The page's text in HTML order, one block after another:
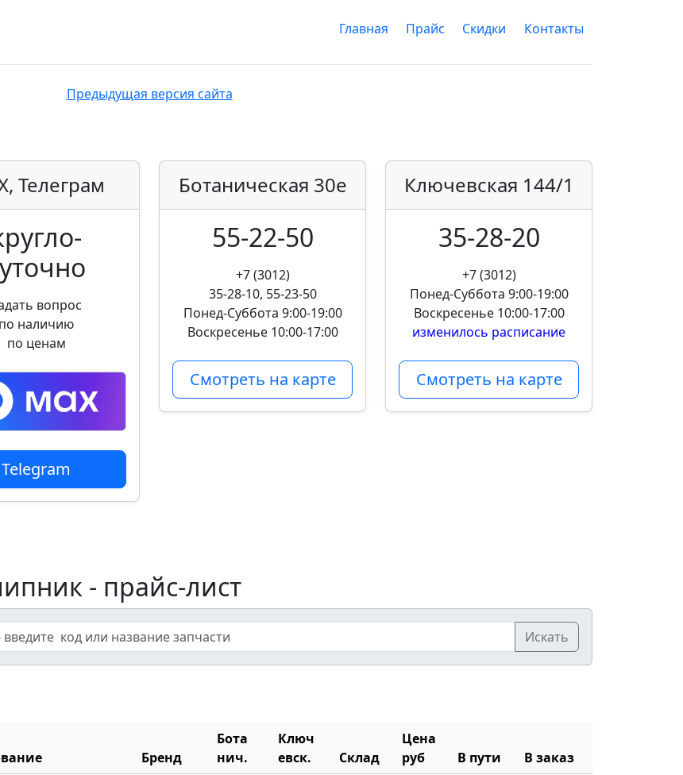
Главная Прайс Скидки Контакты
Предыдущая версия сайта
Телеграм
вопрос
по наличию
по ценам
Telegram
Ботаническая 30е
55-22-50
+7 (3012)
35-28-10, 55-23-50
Понед-Суббота 9:00-19:00
Воскресенье 10:00-17:00
Смотреть на карте
Ключевская 144/1
35-28-20
+7 (3012)
Понед-Суббота 9:00-19:00
Воскресенье 10:00-17:00
изменилось расписание
Смотреть на карте
- прайс-лист
Искать
Бренд
Бота
нич.
Ключ
евск.
Склад
Цена
руб
В пути В заказ